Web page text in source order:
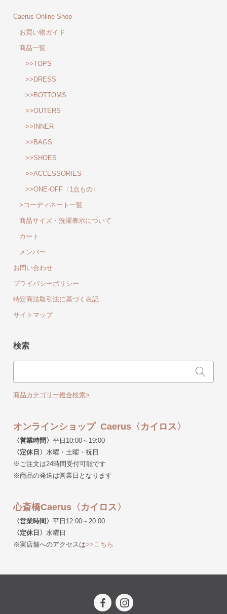
Caerus Online Shop
お買い物ガイド
商品一覧
>>TOPS
>>DRESS
>>BOTTOMS
>>OUTERS
>>INNER
>>BAGS
>>SHOES
>>ACCESSORIES
>>ONE-OFF〈1点もの〉
>コーディネート一覧
商品サイズ・洗濯表示について
カート
メンバー
お問い合わせ
プライバシーポリシー
特定商法取引法に基づく表記
サイトマップ
検索
商品カテゴリー複合検索>
オンラインショップ Caerus〈カイロス〉
〈営業時間〉 平日10:00～19:00
〈定休日〉 水曜・土曜・祝日
※ご注文は24時間受付可能です
※商品の発送は営業日となります
心斎橋Caerus〈カイロス〉
〈営業時間〉 平日12:00～20:00
〈定休日〉 水曜日
※実店舗へのアクセスは>>こちら